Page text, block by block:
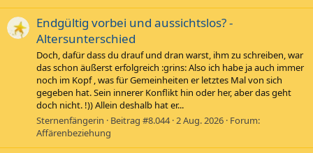
Endgültig vorbei und aussichtslos? -
Altersunterschied
Doch, dafür dass du drauf und dran warst, ihm zu schreiben, war
das schon äußerst erfolgreich :grins: Also ich habe ja auch immer
noch im Kopf , was für Gemeinheiten er letztes Mal von sich
gegeben hat. Sein innerer Konflikt hin oder her, aber das geht
doch nicht. !)) Allein deshalb hat er...
Sternenfängerin
Beitrag #8.044 2 Aug. 2026 Forum:
Affärenbeziehung